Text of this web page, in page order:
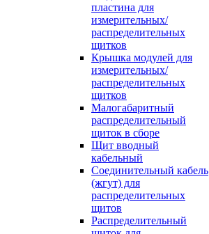
пластина для
измерительных/
распределительных
щитков
Крышка модулей для
измерительных/
распределительных
щитков
Малогабаритный
распределительный
щиток в сборе
Щит вводный
кабельный
Соединительный кабель
(жгут) для
распределительных
щитов
Распределительный